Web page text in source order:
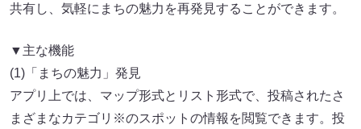
共有し、気軽にまちの魅力を再発見することができます。
▼主な機能
(1)「まちの魅力」発見
アプリ上では、マップ形式とリスト形式で、投稿されたさ
まざまなカテゴリ※のスポットの情報を閲覧できます。投